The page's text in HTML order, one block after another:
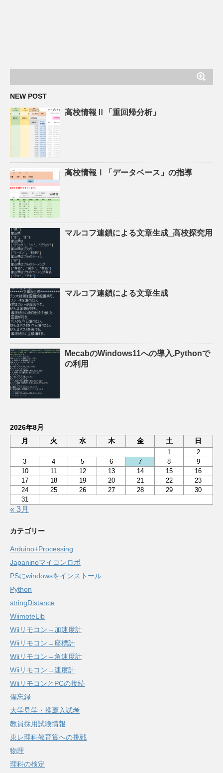
NEW POST
高校情報Ⅱ「重回帰分析」
高校情報Ⅰ「データベース」の指導
マルコフ連鎖による文章生成_高校探究用
マルコフ連鎖による文章生成
MecabのWindows11への導入,Pythonで
の利用
2026年8月
月
火 水 木 金 土 日
1
2
3
4 5 6 7 8
9
10
11 12 13 14 15
16
17
18 19 20 21 22
23
24
25 26 27 28 29
30
31
« 3月
カテゴリー
Arduino+Processing
Japaninoマイコンロボ
PSにwindowsをインストール
Python
stringDistance
WiimoteLib
Wiiリモコン→加速度計
Wiiリモコン→座標計
Wiiリモコン→角速度計
Wiiリモコン→速度計
WiiリモコンとPCの接続
備忘録
大学見学・推薦入試考
教員採用試験情報
東レ理科教育賞への挑戦
物理
理科の検定